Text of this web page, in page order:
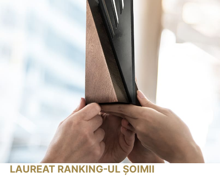
LAUREAT RANKING-UL ȘOIMII